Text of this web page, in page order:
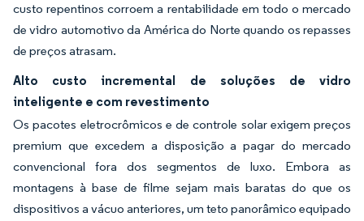
custo repentinos corroem a rentabilidade em todo o mercado
de vidro automotivo da América do Norte quando os repasses
de preços atrasam.
Alto custo incremental de soluções de vidro
inteligente e com revestimento
Os pacotes eletrocrômicos e de controle solar exigem preços
premium que excedem a disposição a pagar do mercado
convencional fora dos segmentos de luxo. Embora as
montagens à base de filme sejam mais baratas do que os
dispositivos a vácuo anteriores, um teto panorâmico equipado